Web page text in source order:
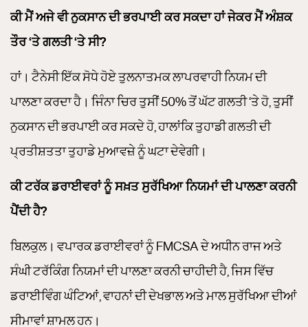
ਕੀ ਮੈਂ ਅਜੇ ਵੀ ਨੁਕਸਾਨ ਦੀ ਭਰਪਾਈ ਕਰ ਸਕਦਾ ਹਾਂ ਜੇਕਰ ਮੈਂ ਅੰਸ਼ਕ
ਤੌਰ ‘ਤੇ ਗਲਤੀ ‘ਤੇ ਸੀ?
ਹਾਂ। ਟੈਨੇਸੀ ਇੱਕ ਸੋਧੇ ਹੋਏ ਤੁਲਨਾਤਮਕ ਲਾਪਰਵਾਹੀ ਨਿਯਮ ਦੀ
ਪਾਲਣਾ ਕਰਦਾ ਹੈ। ਜਿੰਨਾ ਚਿਰ ਤੁਸੀਂ 50% ਤੋਂ ਘੱਟ ਗਲਤੀ ‘ਤੇ ਹੋ, ਤੁਸੀਂ
ਨੁਕਸਾਨ ਦੀ ਭਰਪਾਈ ਕਰ ਸਕਦੇ ਹੋ, ਹਾਲਾਂਕਿ ਤੁਹਾਡੀ ਗਲਤੀ ਦੀ
ਪ੍ਰਤੀਸ਼ਤਤਾ ਤੁਹਾਡੇ ਮੁਆਵਜ਼ੇ ਨੂੰ ਘਟਾ ਦੇਵੇਗੀ।
ਕੀ ਟਰੱਕ ਡਰਾਈਵਰਾਂ ਨੂੰ ਸਖ਼ਤ ਸੁਰੱਖਿਆ ਨਿਯਮਾਂ ਦੀ ਪਾਲਣਾ ਕਰਨੀ
ਪੈਂਦੀ ਹੈ?
ਬਿਲਕੁਲ। ਵਪਾਰਕ ਡਰਾਈਵਰਾਂ ਨੂੰ FMCSA ਦੇ ਅਧੀਨ ਰਾਜ ਅਤੇ
ਸੰਘੀ ਟਰੱਕਿੰਗ ਨਿਯਮਾਂ ਦੀ ਪਾਲਣਾ ਕਰਨੀ ਚਾਹੀਦੀ ਹੈ, ਜਿਸ ਵਿੱਚ
ਡਰਾਈਵਿੰਗ ਘੰਟਿਆਂ, ਵਾਹਨਾਂ ਦੀ ਦੇਖਭਾਲ ਅਤੇ ਮਾਲ ਸੁਰੱਖਿਆ ਦੀਆਂ
ਸੀਮਾਵਾਂ ਸ਼ਾਮਲ ਹਨ।